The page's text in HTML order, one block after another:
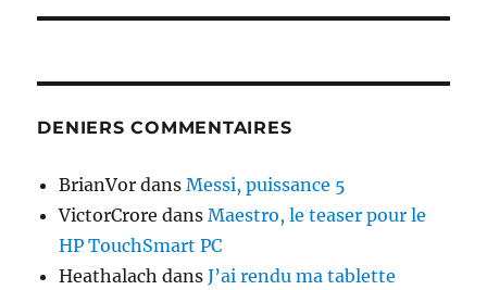
DENIERS COMMENTAIRES
BrianVor dansMessi, puissance 5
VictorCrore dansMaestro, le teaser pour le
HP TouchSmart PC
Heathalach dansJ’ai rendu ma tablette